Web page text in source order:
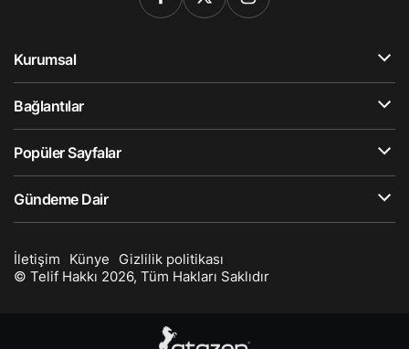
Kurumsal
Bağlantılar
Popüler Sayfalar
Gündeme Dair
İletişim Künye
Gizlilik politikası
© Telif Hakkı 2026, Tüm Hakları Saklıdır